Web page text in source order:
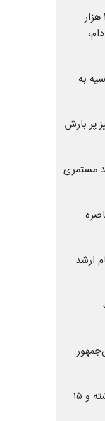
ماجرای جهش میلیونی قیمت گوشت ۴ هزار
دام،
به
پر بارش
مستمری
علیه ایران/۲ مقام‌ ارشد
تیراندازی در یک مدرسه در تایلند/۲ کشته و ۱۵